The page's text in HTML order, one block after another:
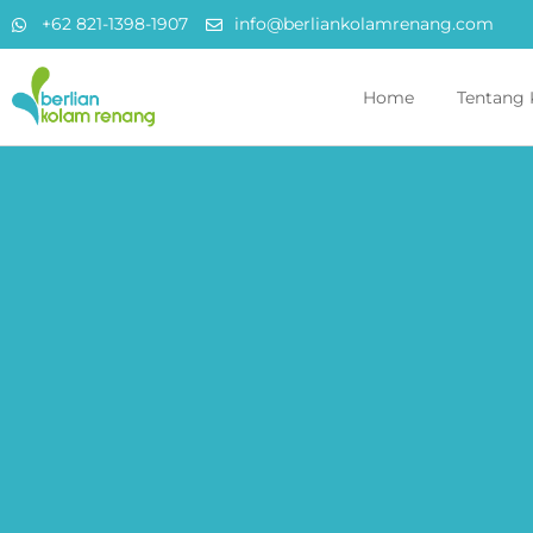
+62 821-1398-1907 info@berliankolamrenang.com
Home Tentang